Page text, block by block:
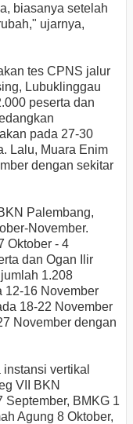
biasanya setelah
ujarnya,
tes CPNS jalur
Lubuklinggau
peserta dan
pada 27-30
Lalu, Muara Enim
dengan sekitar
Palembang,
November.
Oktober - 4
dan Ogan Ilir
1.208
12-16 November
18-22 November
November dengan
vertikal
VII BKN
September, BMKG 1
Agung 8 Oktober,